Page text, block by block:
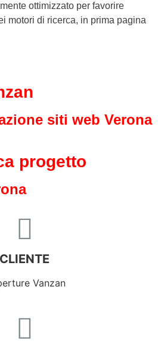
ottimizzato per favorire
motori di ricerca, in prima pagina
siti web Verona
progetto
CLIENTE
Vanzan